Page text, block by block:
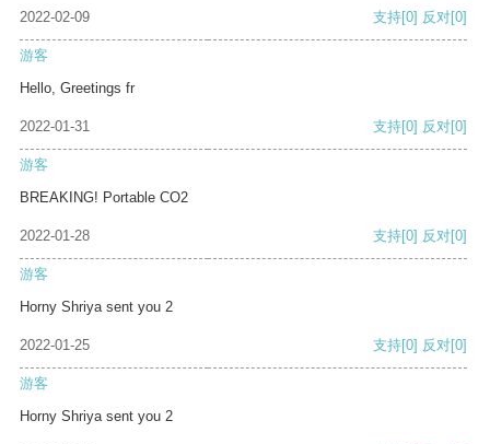
2022-02-09 支持[0] 反对[0]
游客
Hello, Greetings fr
2022-01-31 支持[0] 反对[0]
游客
BREAKING! Portable CO2
2022-01-28 支持[0] 反对[0]
游客
Horny Shriya sent you 2
2022-01-25 支持[0] 反对[0]
游客
Horny Shriya sent you 2